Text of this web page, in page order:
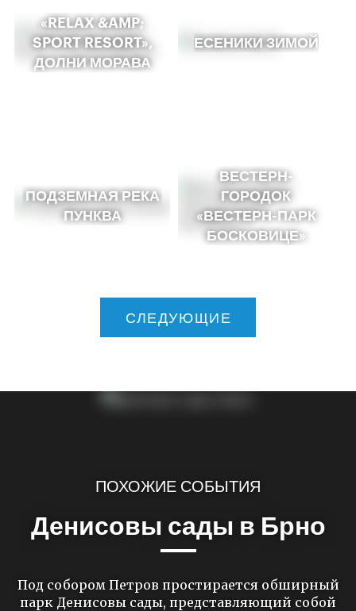
«RELAX &AMP;
SPORT RESORT»,
ДОЛНИ МОРАВА
ЕСЕНИКИ ЗИМОЙ
ПОДЗЕМНАЯ РЕКА
ПУНКВА
ВЕСТЕРН-
ГОРОДОК
«ВЕСТЕРН-ПАРК
БОСКОВИЦЕ»
СЛЕДУЮЩИЕ
ПОХОЖИЕ СОБЫТИЯ
Денисовы сады в Брно
Под собором Петров простирается обширный
парк Денисовы сады, представляющий собой